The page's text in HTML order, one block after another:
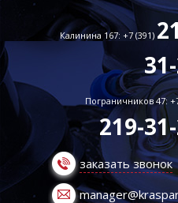
Калинина 167: +7 (391)
Пограничников 47:
219-
заказать звонок